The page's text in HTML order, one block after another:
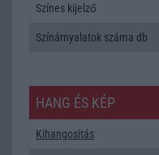
Színes kijelző
Színárnyalatok száma db
HANG ÉS KÉP
Kihangositás